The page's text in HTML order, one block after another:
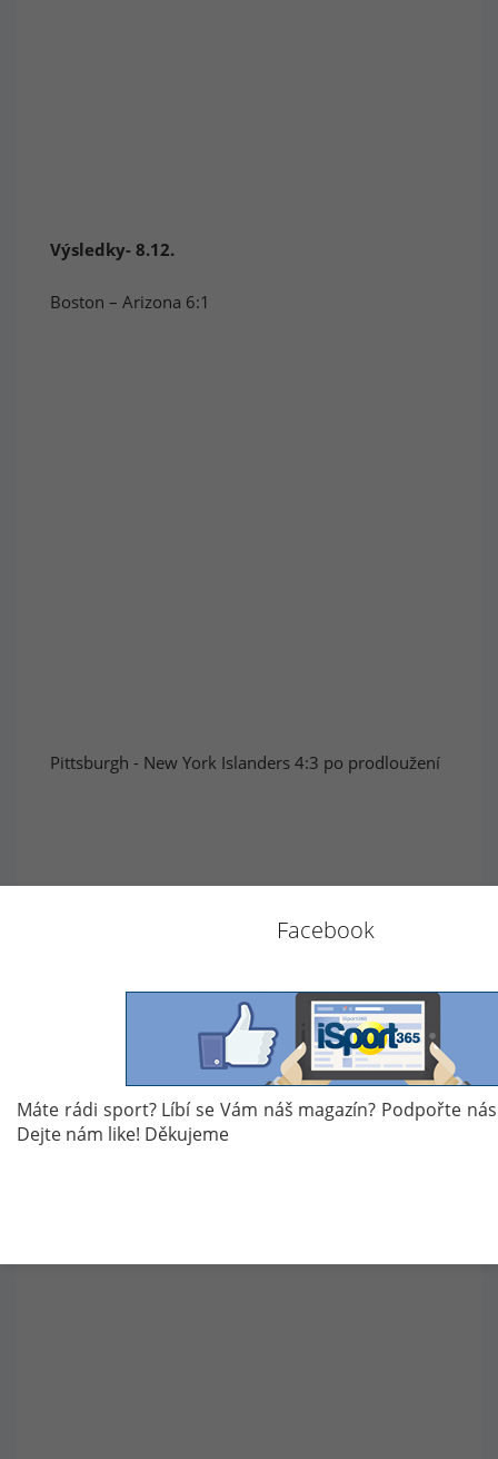
Výsledky- 8.12.
Boston – Arizona 6:1
Pittsburgh - New York Islanders 4:3 po prodloužení
Facebook
Máte rádi sport? Líbí se Vám náš magazín? Podpořte
Dejte nám like! Děkujeme